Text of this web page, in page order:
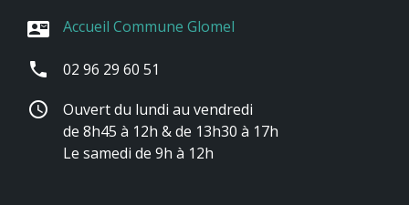
contact_mail Accueil Commune Glomel
phone 02 96 29 60 51
schedule
Ouvert du lundi au vendredi
de 8h45 à 12h & de 13h30 à 17h
Le samedi de 9h à 12h